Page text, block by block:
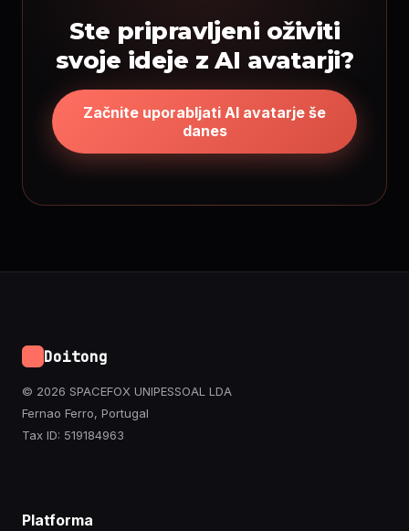
Ste pripravljeni oživiti
svoje ideje z AI avatarji?
Začnite uporabljati AI avatarje še
danes
Doitong
© 2026 SPACEFOX UNIPESSOAL LDA
Fernao Ferro, Portugal
Tax ID: 519184963
Platforma